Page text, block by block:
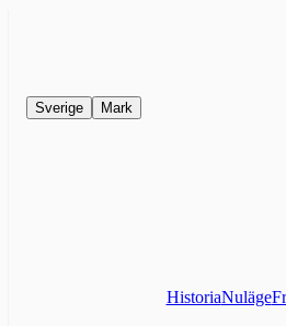
Sverige Mark
HistoriaNuläge